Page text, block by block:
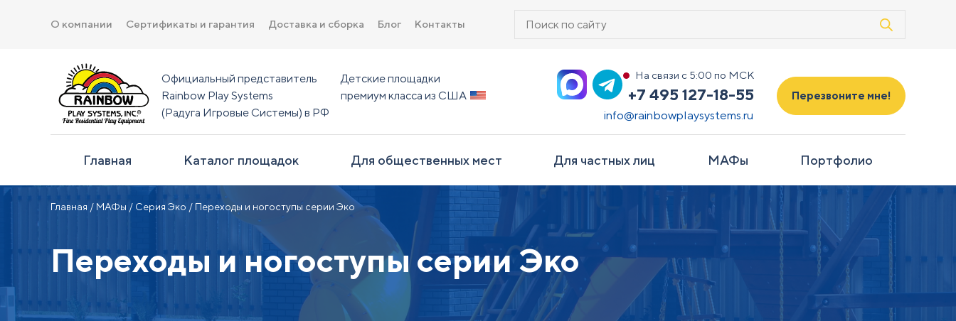
О компании Сертификаты и гарантия Доставка и сборка Блог Контакты
товаров
Официальный представитель
Rainbow Play Systems
(Радуга Игровые Системы) в РФ
Детские площадки
премиум класса из США
На связи с 5:00 по МСК
+7 495 127-18-55
info@rainbowplaysystems.ru
Перезвоните мне!
Главная Каталог площадок Для общественных мест Для частных лиц МАФы Портфолио
Главная / МАФы / Серия Эко / Переходы и ногоступы серии Эко
Переходы и ногоступы серии Эко